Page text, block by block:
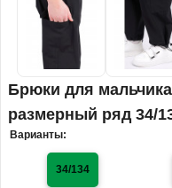
Брюки для
размерный ряд 34/
Варианты:
34/134